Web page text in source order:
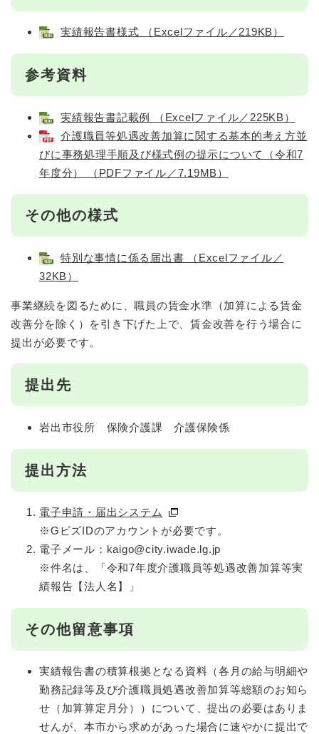
実績報告書様式 （Excelファイル／219KB）
参考資料
実績報告書記載例 （Excelファイル／225KB）
介護職員等処遇改善加算に関する基本的考え方並
びに事務処理手順及び様式例の提示について（令和7
年度分） （PDFファイル／7.19MB）
その他の様式
特別な事情に係る届出書 （Excelファイル／
32KB）
事業継続を図るために、職員の賃金水準（加算による賃金
改善分を除く）を引き下げた上で、賃金改善を行う場合に
提出が必要です。
提出先
岩出市役所 保険介護課 介護保険係
提出方法
電子申請・届出システム
※GビズIDのアカウントが必要です。
電子メール：kaigo@city.iwade.lg.jp
※件名は、「令和7年度介護職員等処遇改善加算等実
績報告【法人名】」
その他留意事項
実績報告書の積算根拠となる資料（各月の給与明細や
勤務記録等及び介護職員処遇改善加算等総額のお知ら
せ（加算算定月分））について、提出の必要はありま
せんが、本市から求めがあった場合に速やかに提出で